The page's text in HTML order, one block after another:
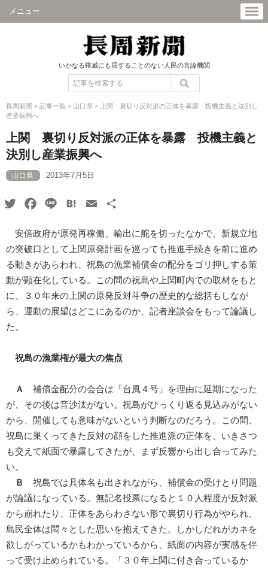
メニュー
いかなる権威にも屈することのない人民の言論機関
長周新聞 > 記事一覧 > 山口県 >
上関 裏切り反対派の正体を暴露 投機主義と決別し
産業振興へ
上関 裏切り反対派の正体を暴露 投機主義と
決別し産業振興へ
山口県 2013年7月5日
TwitterFacebook
Line HatenaEmail
安倍政府が原発再稼働、輸出に舵を切ったなかで、新規立地
の突破口として上関原発計画を巡っても推進手続きを前に進め
る動きがあらわれ、祝島の漁業補償金の配分をゴリ押しする策
動が顕在化している。この間の祝島や上関町内での取材をもと
に、３０年来の上関の原発反対斗争の歴史的な総括もしなが
ら、運動の展望はどこにあるのか、記者座談会をもって論議し
た。
祝島の漁業権が最大の焦点
Ａ
補償金配分の会合は「台風４号」を理由に延期になった
が、その後は音沙汰がない。祝島がひっくり返る見込みがない
から、開催しても意味がないという判断なのだろう。この間、
祝島に巣くってきた反対の顔をした推進派の正体を、いきさつ
も交えて紙面で暴露してきたが、まず反響から出し合ってみた
い。
Ｂ
祝島では具体名も出されながら、補償金の受けとり問題
が論議になっている。無記名投票になると１０人程度が反対派
から崩れたり、正体をあらわさない形で裏切り行為がやられ、
島民全体は悶々とした思いを抱えてきた。しかしだれがカネを
欲しがっているかもわかっているから、紙面の内容が実感を伴
って受け止められている。「３０年上関に付き合っているか